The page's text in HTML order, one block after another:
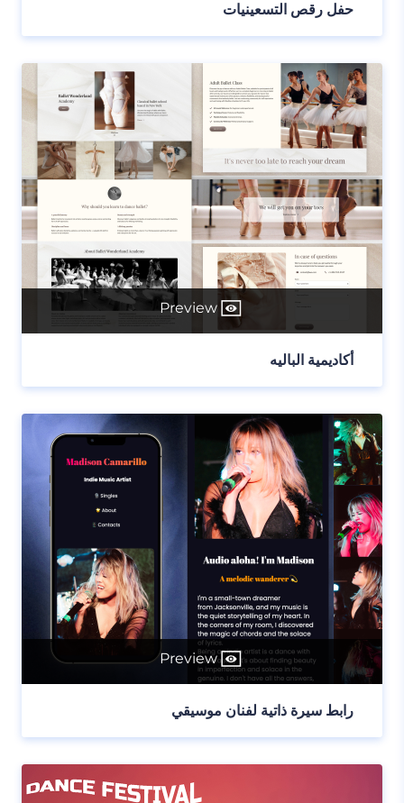
حفل رقص التسعينيات
Preview
أكاديمية الباليه
Preview
رابط سيرة ذاتية لفنان موسيقي